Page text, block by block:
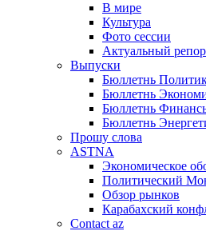
В мире
Культура
Фото сессии
Актуальный
Выпуски
Бюллетнь
Бюллетнь
Бюллетнь
Бюллетнь
Прошу слова
ASTNA
Экономическое
Политический
Обзор рынков
Карабахский
Contact az